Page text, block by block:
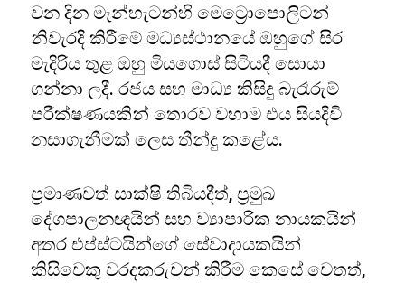
වන දින මැන්හැටන්හි මෙට්‍රොපොලිටන්
නිවැරදි කිරීමේ මධ්‍යස්ථානයේ ඔහුගේ සිර
මැදිරිය තුළ ඔහු මියගොස් සිටියදී සොයා
ගන්නා ලදී. රජය සහ මාධ්‍ය කිසිදු බැරෑරුම්
පරීක්ෂණයකින් තොරව වහාම එය සියදිවි
නසාගැනීමක් ලෙස තීන්දු කළේය.
ප්‍රමාණවත් සාක්ෂි තිබියදීත්, ප්‍රමුඛ
දේශපාලනඥයින් සහ ව්‍යාපාරික නායකයින්
අතර එප්ස්ටයින්ගේ සේවාදායකයින්
කිසිවෙකු වරදකරුවන් කිරීම කෙසේ වෙතත්,